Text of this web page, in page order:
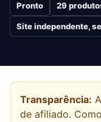
Pronto 29
Site independente,
Transparência:
de afiliado.